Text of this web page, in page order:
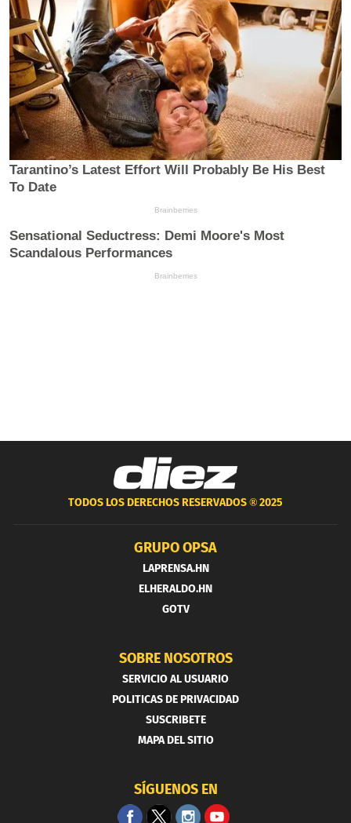
TODOS LOS DERECHOS RESERVADOS ®2025
GRUPO OPSA
LAPRENSA.HN
ELHERALDO.HN
GOTV
SOBRE NOSOTROS
SERVICIO AL USUARIO
POLITICAS DE PRIVACIDAD
SUSCRIBETE
MAPA DEL SITIO
SÍGUENOS EN